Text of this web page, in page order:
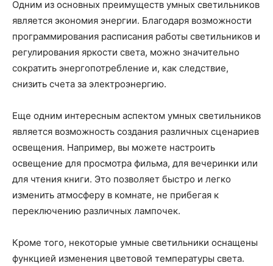
Одним из основных преимуществ умных светильников
является экономия энергии. Благодаря возможности
программирования расписания работы светильников и
регулирования яркости света, можно значительно
сократить энергопотребление и, как следствие,
снизить счета за электроэнергию.
Еще одним интересным аспектом умных светильников
является возможность создания различных сценариев
освещения. Например, вы можете настроить
освещение для просмотра фильма, для вечеринки или
для чтения книги. Это позволяет быстро и легко
изменить атмосферу в комнате, не прибегая к
переключению различных лампочек.
Кроме того, некоторые умные светильники оснащены
функцией изменения цветовой температуры света.